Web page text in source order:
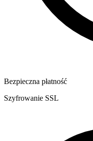
Bezpieczna płatność
Szyfrowanie SSL